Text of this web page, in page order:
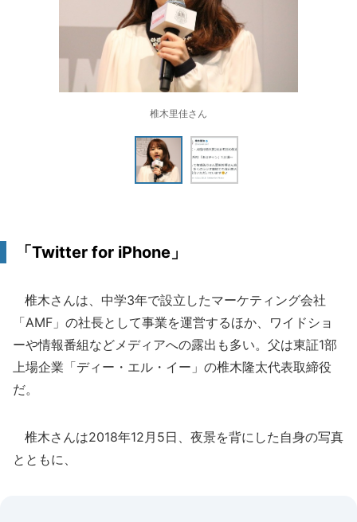
椎木里佳さん
「Twitter for iPhone」
椎木さんは、中学3年で設立したマーケティング会社
「AMF」の社長として事業を運営するほか、ワイドショ
ーや情報番組などメディアへの露出も多い。父は東証1部
上場企業「ディー・エル・イー」の椎木隆太代表取締役
だ。
椎木さんは2018年12月5日、夜景を背にした自身の写真
とともに、